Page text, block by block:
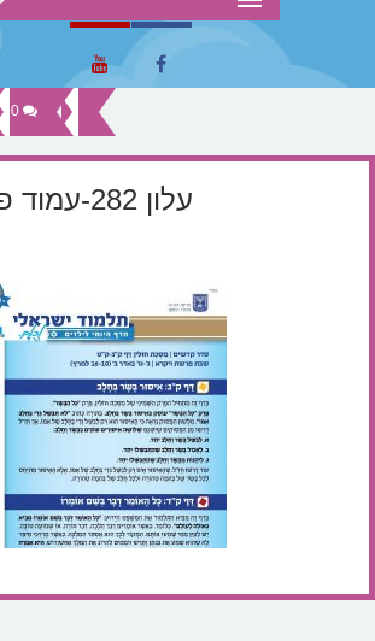
0
עלון 282-עמוד פנימי עלונים